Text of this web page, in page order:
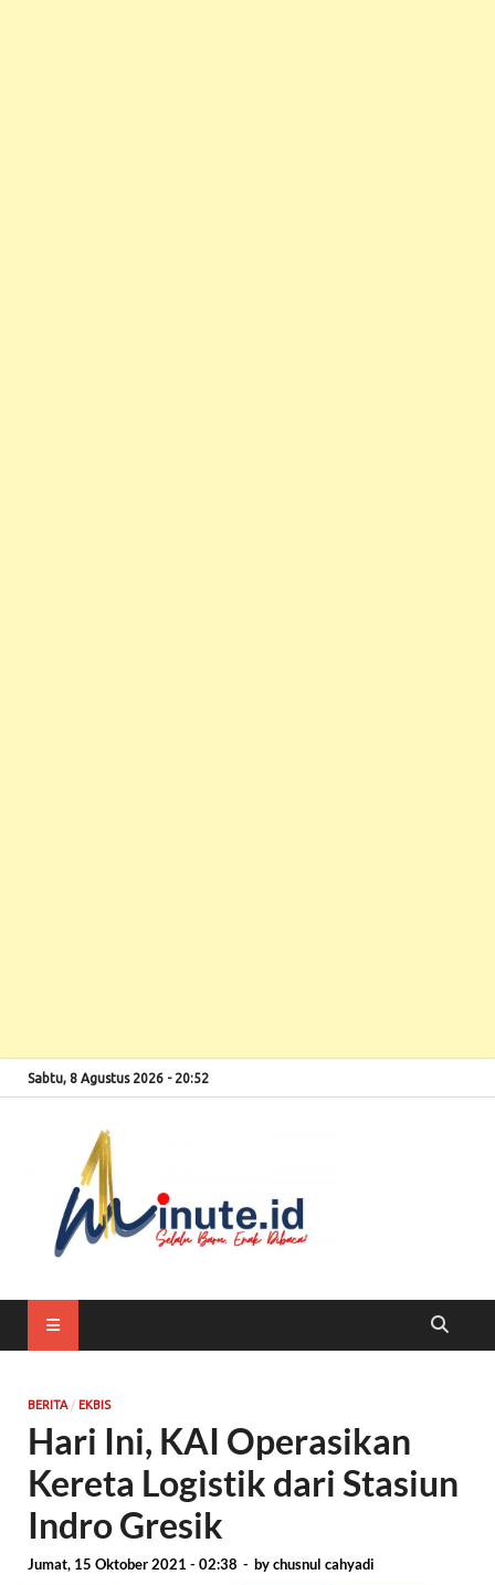
Sabtu, 8 Agustus 2026 - 20:52
BERITA/ EKBIS
Hari Ini, KAI Operasikan
Kereta Logistik dari Stasiun
Indro Gresik
Jumat, 15 Oktober 2021 - 02:38 - bychusnul cahyadi